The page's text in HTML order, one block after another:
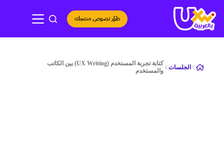
إلى
المحتوى
طوّر نصوص منتجك
الجلسات
كتابة تجربة المستخدم (UX Writing) بين الكاتب
والمستخدم